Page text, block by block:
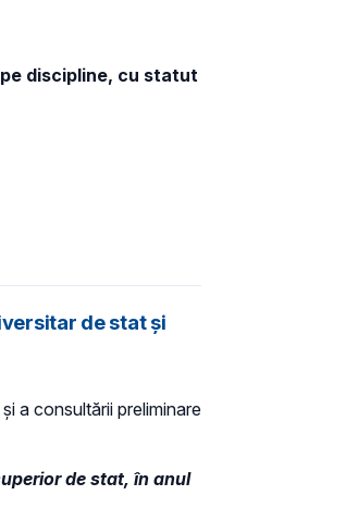
discipline, cu statut
de stat și
a consultării preliminare
de stat, în anul